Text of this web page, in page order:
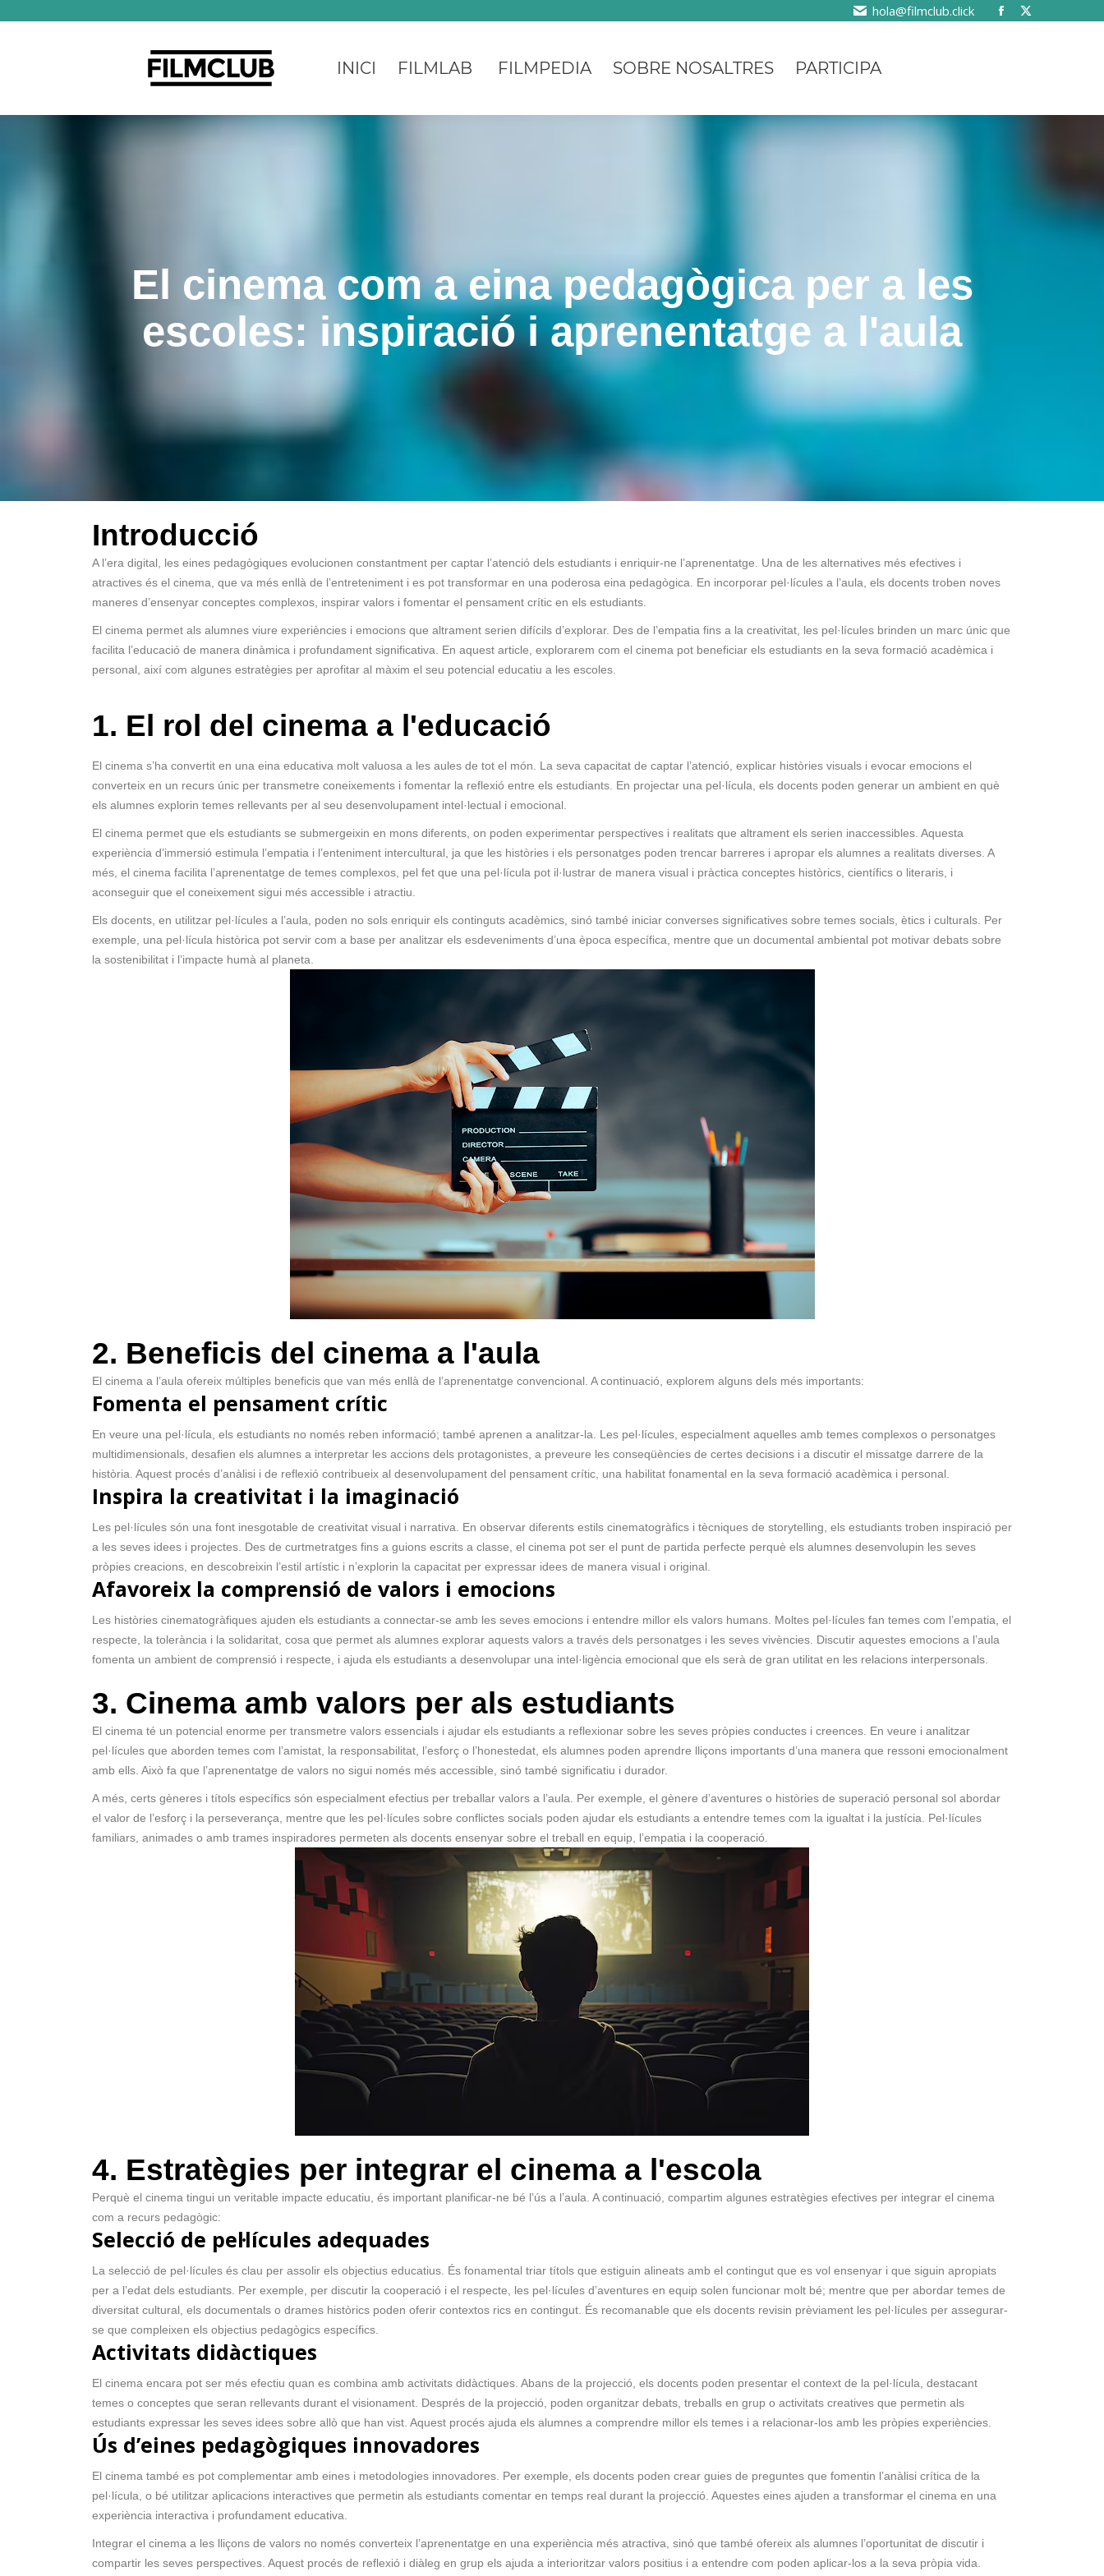
hola@filmclub.click
INICI FILMLAB FILMPEDIA SOBRE NOSALTRES PARTICIPA
El cinema com a eina pedagògica per a les
escoles: inspiració i aprenentatge a l'aula
Introducció
A l’era digital, les eines pedagògiques evolucionen constantment per captar l’atenció dels estudiants i enriquir-ne l’aprenentatge. Una de les alternatives més efectives i
atractives és el cinema, que va més enllà de l’entreteniment i es pot transformar en una poderosa eina pedagògica. En incorporar pel·lícules a l’aula, els docents troben noves
maneres d’ensenyar conceptes complexos, inspirar valors i fomentar el pensament crític en els estudiants.
El cinema permet als alumnes viure experiències i emocions que altrament serien difícils d’explorar. Des de l’empatia fins a la creativitat, les pel·lícules brinden un marc únic que
facilita l’educació de manera dinàmica i profundament significativa. En aquest article, explorarem com el cinema pot beneficiar els estudiants en la seva formació acadèmica i
personal, així com algunes estratègies per aprofitar al màxim el seu potencial educatiu a les escoles.
1. El rol del cinema a l'educació
El cinema s’ha convertit en una eina educativa molt valuosa a les aules de tot el món. La seva capacitat de captar l’atenció, explicar històries visuals i evocar emocions el
converteix en un recurs únic per transmetre coneixements i fomentar la reflexió entre els estudiants. En projectar una pel·lícula, els docents poden generar un ambient en què
els alumnes explorin temes rellevants per al seu desenvolupament intel·lectual i emocional.
El cinema permet que els estudiants se submergeixin en mons diferents, on poden experimentar perspectives i realitats que altrament els serien inaccessibles. Aquesta
experiència d’immersió estimula l’empatia i l’enteniment intercultural, ja que les històries i els personatges poden trencar barreres i apropar els alumnes a realitats diverses. A
més, el cinema facilita l’aprenentatge de temes complexos, pel fet que una pel·lícula pot il·lustrar de manera visual i pràctica conceptes històrics, científics o literaris, i
aconseguir que el coneixement sigui més accessible i atractiu.
Els docents, en utilitzar pel·lícules a l’aula, poden no sols enriquir els continguts acadèmics, sinó també iniciar converses significatives sobre temes socials, ètics i culturals. Per
exemple, una pel·lícula històrica pot servir com a base per analitzar els esdeveniments d’una època específica, mentre que un documental ambiental pot motivar debats sobre
la sostenibilitat i l’impacte humà al planeta.
2. Beneficis del cinema a l'aula
El cinema a l’aula ofereix múltiples beneficis que van més enllà de l’aprenentatge convencional. A continuació, explorem alguns dels més importants:
Fomenta el pensament crític
En veure una pel·lícula, els estudiants no només reben informació; també aprenen a analitzar-la. Les pel·lícules, especialment aquelles amb temes complexos o personatges
multidimensionals, desafien els alumnes a interpretar les accions dels protagonistes, a preveure les conseqüències de certes decisions i a discutir el missatge darrere de la
història. Aquest procés d’anàlisi i de reflexió contribueix al desenvolupament del pensament crític, una habilitat fonamental en la seva formació acadèmica i personal.
Inspira la creativitat i la imaginació
Les pel·lícules són una font inesgotable de creativitat visual i narrativa. En observar diferents estils cinematogràfics i tècniques de storytelling, els estudiants troben inspiració per
a les seves idees i projectes. Des de curtmetratges fins a guions escrits a classe, el cinema pot ser el punt de partida perfecte perquè els alumnes desenvolupin les seves
pròpies creacions, en descobreixin l’estil artístic i n’explorin la capacitat per expressar idees de manera visual i original.
Afavoreix la comprensió de valors i emocions
Les històries cinematogràfiques ajuden els estudiants a connectar-se amb les seves emocions i entendre millor els valors humans. Moltes pel·lícules fan temes com l’empatia, el
respecte, la tolerància i la solidaritat, cosa que permet als alumnes explorar aquests valors a través dels personatges i les seves vivències. Discutir aquestes emocions a l’aula
fomenta un ambient de comprensió i respecte, i ajuda els estudiants a desenvolupar una intel·ligència emocional que els serà de gran utilitat en les relacions interpersonals.
3. Cinema amb valors per als estudiants
El cinema té un potencial enorme per transmetre valors essencials i ajudar els estudiants a reflexionar sobre les seves pròpies conductes i creences. En veure i analitzar
pel·lícules que aborden temes com l’amistat, la responsabilitat, l’esforç o l’honestedat, els alumnes poden aprendre lliçons importants d’una manera que ressoni emocionalment
amb ells. Això fa que l’aprenentatge de valors no sigui només més accessible, sinó també significatiu i durador.
A més, certs gèneres i títols específics són especialment efectius per treballar valors a l’aula. Per exemple, el gènere d’aventures o històries de superació personal sol abordar
el valor de l’esforç i la perseverança, mentre que les pel·lícules sobre conflictes socials poden ajudar els estudiants a entendre temes com la igualtat i la justícia. Pel·lícules
familiars, animades o amb trames inspiradores permeten als docents ensenyar sobre el treball en equip, l’empatia i la cooperació.
4. Estratègies per integrar el cinema a l'escola
Perquè el cinema tingui un veritable impacte educatiu, és important planificar-ne bé l’ús a l’aula. A continuació, compartim algunes estratègies efectives per integrar el cinema
com a recurs pedagògic:
Selecció de pel·lícules adequades
La selecció de pel·lícules és clau per assolir els objectius educatius. És fonamental triar títols que estiguin alineats amb el contingut que es vol ensenyar i que siguin apropiats
per a l’edat dels estudiants. Per exemple, per discutir la cooperació i el respecte, les pel·lícules d’aventures en equip solen funcionar molt bé; mentre que per abordar temes de
diversitat cultural, els documentals o drames històrics poden oferir contextos rics en contingut. És recomanable que els docents revisin prèviament les pel·lícules per assegurar-
se que compleixen els objectius pedagògics específics.
Activitats didàctiques
El cinema encara pot ser més efectiu quan es combina amb activitats didàctiques. Abans de la projecció, els docents poden presentar el context de la pel·lícula, destacant
temes o conceptes que seran rellevants durant el visionament. Després de la projecció, poden organitzar debats, treballs en grup o activitats creatives que permetin als
estudiants expressar les seves idees sobre allò que han vist. Aquest procés ajuda els alumnes a comprendre millor els temes i a relacionar-los amb les pròpies experiències.
Ús d’eines pedagògiques innovadores
El cinema també es pot complementar amb eines i metodologies innovadores. Per exemple, els docents poden crear guies de preguntes que fomentin l’anàlisi crítica de la
pel·lícula, o bé utilitzar aplicacions interactives que permetin als estudiants comentar en temps real durant la projecció. Aquestes eines ajuden a transformar el cinema en una
experiència interactiva i profundament educativa.
Integrar el cinema a les lliçons de valors no només converteix l’aprenentatge en una experiència més atractiva, sinó que també ofereix als alumnes l’oportunitat de discutir i
compartir les seves perspectives. Aquest procés de reflexió i diàleg en grup els ajuda a interioritzar valors positius i a entendre com poden aplicar-los a la seva pròpia vida.